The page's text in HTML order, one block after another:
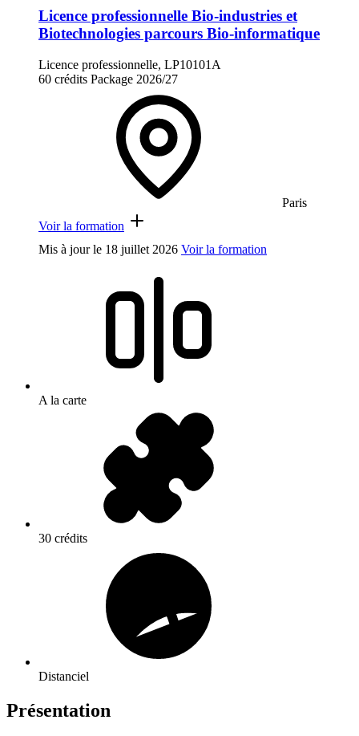
Licence professionnelle Bio-industries et
Biotechnologies parcours Bio-informatique
Licence professionnelle, LP10101A
60 crédits Package 2026/27
Paris
Voir la formation
Mis à jour le 18 juillet 2026 Voir la formation
A la carte
30 crédits
Distanciel
Présentation